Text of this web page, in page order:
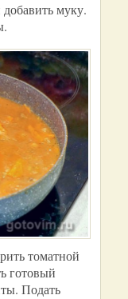
муку.
томатной
готовый
Подать